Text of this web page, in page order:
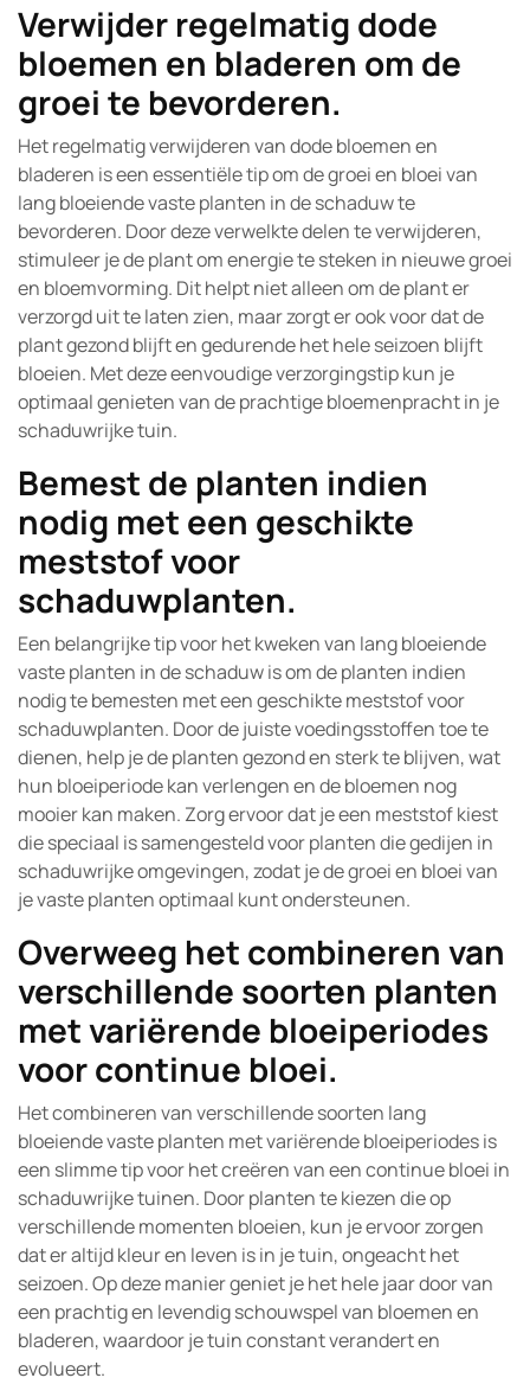
Verwijder regelmatig dode
bloemen en bladeren om de
groei te bevorderen.
Het regelmatig verwijderen van dode bloemen en
bladeren is een essentiële tip om de groei en bloei van
lang bloeiende vaste planten in de schaduw te
bevorderen. Door deze verwelkte delen te verwijderen,
stimuleer je de plant om energie te steken in nieuwe groei
en bloemvorming. Dit helpt niet alleen om de plant er
verzorgd uit te laten zien, maar zorgt er ook voor dat de
plant gezond blijft en gedurende het hele seizoen blijft
bloeien. Met deze eenvoudige verzorgingstip kun je
optimaal genieten van de prachtige bloemenpracht in je
schaduwrijke tuin.
Bemest de planten indien
nodig met een geschikte
meststof voor
schaduwplanten.
Een belangrijke tip voor het kweken van lang bloeiende
vaste planten in de schaduw is om de planten indien
nodig te bemesten met een geschikte meststof voor
schaduwplanten. Door de juiste voedingsstoffen toe te
dienen, help je de planten gezond en sterk te blijven, wat
hun bloeiperiode kan verlengen en de bloemen nog
mooier kan maken. Zorg ervoor dat je een meststof kiest
die speciaal is samengesteld voor planten die gedijen in
schaduwrijke omgevingen, zodat je de groei en bloei van
je vaste planten optimaal kunt ondersteunen.
Overweeg het combineren van
verschillende soorten planten
met variërende bloeiperiodes
voor continue bloei.
Het combineren van verschillende soorten lang
bloeiende vaste planten met variërende bloeiperiodes is
een slimme tip voor het creëren van een continue bloei in
schaduwrijke tuinen. Door planten te kiezen die op
verschillende momenten bloeien, kun je ervoor zorgen
dat er altijd kleur en leven is in je tuin, ongeacht het
seizoen. Op deze manier geniet je het hele jaar door van
een prachtig en levendig schouwspel van bloemen en
bladeren, waardoor je tuin constant verandert en
evolueert.